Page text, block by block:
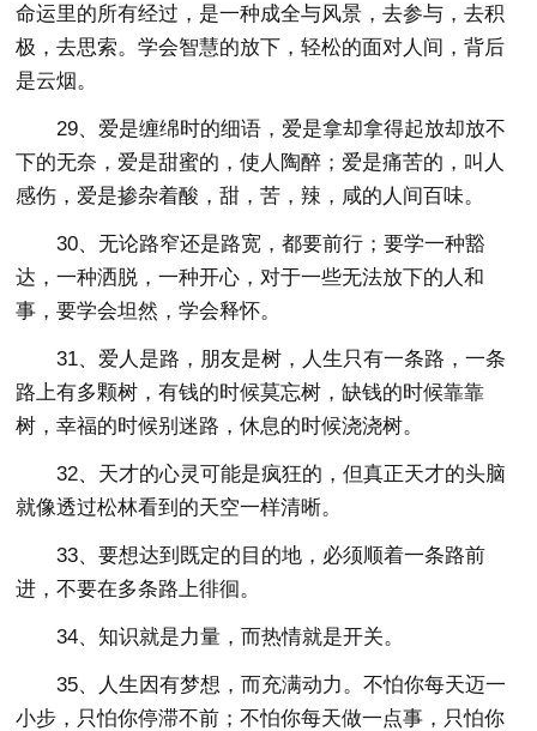
命运里的所有经过，是一种成全与风景，去参与，去积
极，去思索。学会智慧的放下，轻松的面对人间，背后
是云烟。
29、爱是缠绵时的细语，爱是拿却拿得起放却放不
下的无奈，爱是甜蜜的，使人陶醉；爱是痛苦的，叫人
感伤，爱是掺杂着酸，甜，苦，辣，咸的人间百味。
30、无论路窄还是路宽，都要前行；要学一种豁
达，一种洒脱，一种开心，对于一些无法放下的人和
事，要学会坦然，学会释怀。
31、爱人是路，朋友是树，人生只有一条路，一条
路上有多颗树，有钱的时候莫忘树，缺钱的时候靠靠
树，幸福的时候别迷路，休息的时候浇浇树。
32、天才的心灵可能是疯狂的，但真正天才的头脑
就像透过松林看到的天空一样清晰。
33、要想达到既定的目的地，必须顺着一条路前
进，不要在多条路上徘徊。
34、知识就是力量，而热情就是开关。
35、人生因有梦想，而充满动力。不怕你每天迈一
小步，只怕你停滞不前；不怕你每天做一点事，只怕你